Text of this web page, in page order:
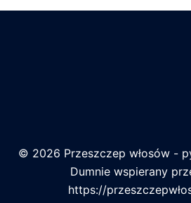
© 2026 Przeszczep włosów -
Dumnie wspierany
https://